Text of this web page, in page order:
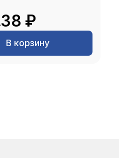
₽
В корзину